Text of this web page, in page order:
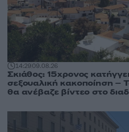
14:2909.08.26
Σκιάθος: 15χρονος
σεξουαλική κακοποίηση –
θα ανέβαζε βίντεο στο